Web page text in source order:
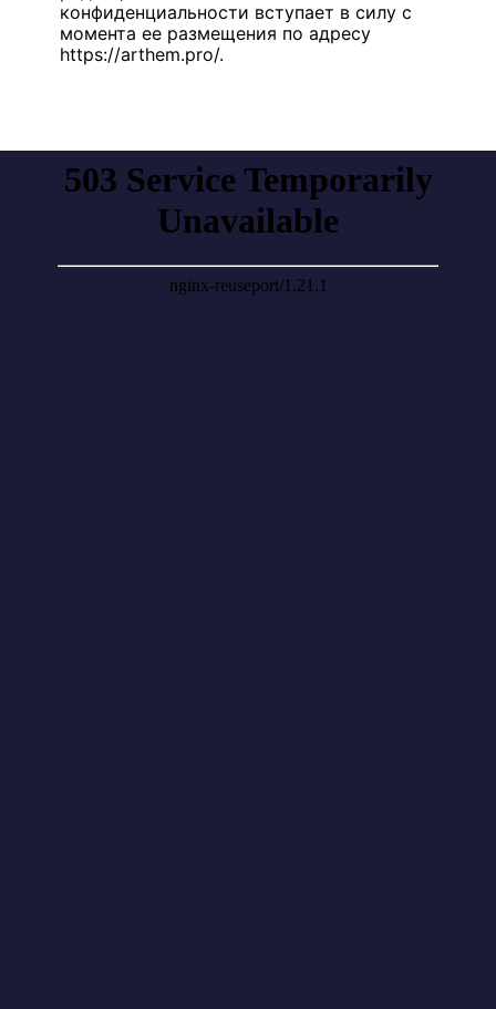
конфиденциальности вступает в силу с
момента ее размещения по адресу
https://arthem.pro/.